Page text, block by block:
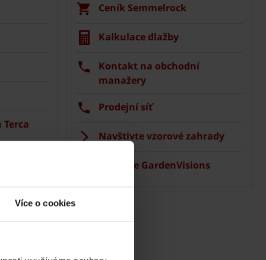
Více o cookies
Ceník Semmelrock
Kalkulace dlažby
Kontakt na obchodní
manažery
Prodejní síť
Navštivte vzorové zahrady
Aplikace GardenVisions